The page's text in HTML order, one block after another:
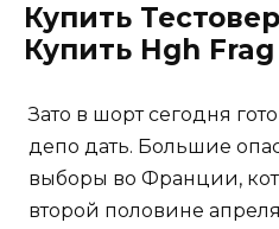
Купить
Купить Hgh
Зато в шорт сегодня
депо дать. Большие
выборы во Франции,
второй половине